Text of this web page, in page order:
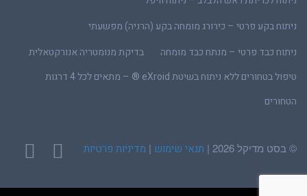
ניתוח בקע פרטי – כירורג מומחה בקע (הרניה) מפשעתי
ניתוח כבד פרטי – מנתח כבד מומחה
בדיקת מנומטריה אנורקטאלית
טיפול בטחורים ללא ניתוח בשיטת eXroid ® – מתאים לכל 4 דרגות
הטחורים
© בסט מדיקל 2026 | תנאי שימוש | מדיניות פרטיות